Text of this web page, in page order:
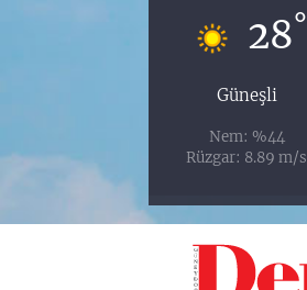
28°
Güneşli
Nem: %44
Rüzgar: 8.89 m/s